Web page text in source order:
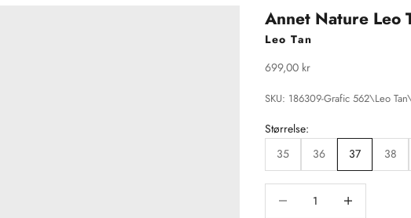
Annet Nature Leo
Leo Tan
Salgspris
699,00 kr
SKU: 186309-Grafic 562\Leo
Størrelse:
35
36 37 38